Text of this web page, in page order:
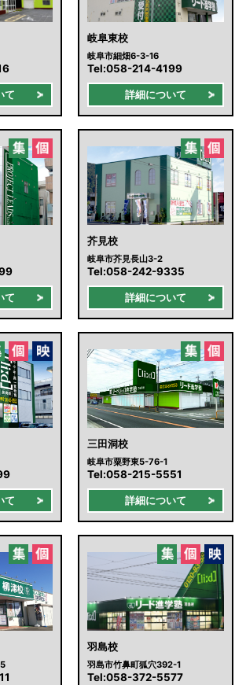
て
岐阜東校
岐阜市細畑6-3-16
Tel:058-214-4199
詳細について
て
芥見校
岐阜市芥見長山3-2
Tel:058-242-9335
詳細について
て
三田洞校
岐阜市粟野東5-76-1
Tel:058-215-5551
詳細について
羽島校
羽島市竹鼻町狐穴392-1
Tel:058-372-5577